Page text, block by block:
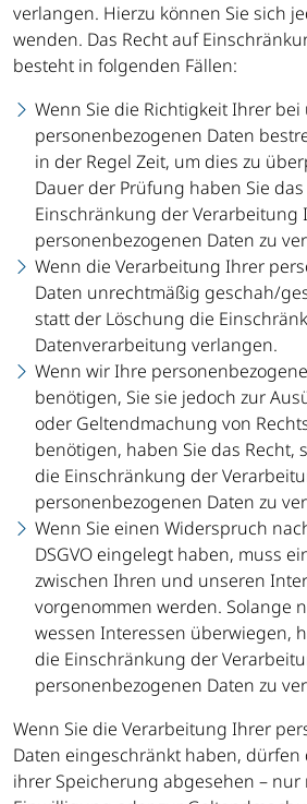
verlangen. Hierzu können Sie sich
wenden. Das Recht auf
besteht in folgenden Fällen:
Wenn Sie die Richtigkeit Ihrer
personenbezogenen Daten
in der Regel Zeit, um dies zu
Dauer der Prüfung haben Sie
Einschränkung der Verarbeitung
personenbezogenen Daten zu
Wenn die Verarbeitung Ihrer
Daten unrechtmäßig geschah/
statt der Löschung die
Datenverarbeitung verlangen.
Wenn wir Ihre
benötigen, Sie sie jedoch zur
oder Geltendmachung von
benötigen, haben Sie das Recht,
die Einschränkung der
personenbezogenen Daten zu
Wenn Sie einen Widerspruch
DSGVO eingelegt haben, muss
zwischen Ihren und unseren
vorgenommen werden. Solange
wessen Interessen überwiegen,
die Einschränkung der
personenbezogenen Daten zu
Wenn Sie die Verarbeitung Ihrer
Daten eingeschränkt haben, dürfen
ihrer Speicherung abgesehen – nur